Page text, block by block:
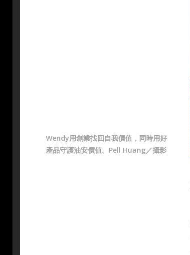
Wendy用創業找回自我價值，同時用好
產品守護油安價值。Pell Huang／攝影